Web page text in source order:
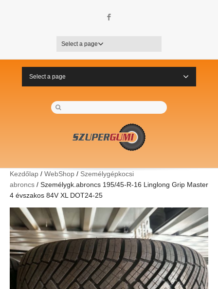
Select a page
Select a page
Kezdőlap / WebShop / Személygépkocsi
abroncs / Személygk.abroncs 195/45-R-16 Linglong Grip Master
4 évszakos 84V XL DOT24-25